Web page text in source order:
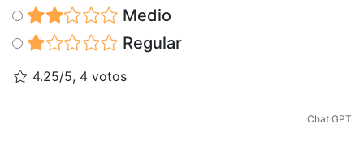
Medio
Regular
4.25/5, 4 votos
Chat GPT